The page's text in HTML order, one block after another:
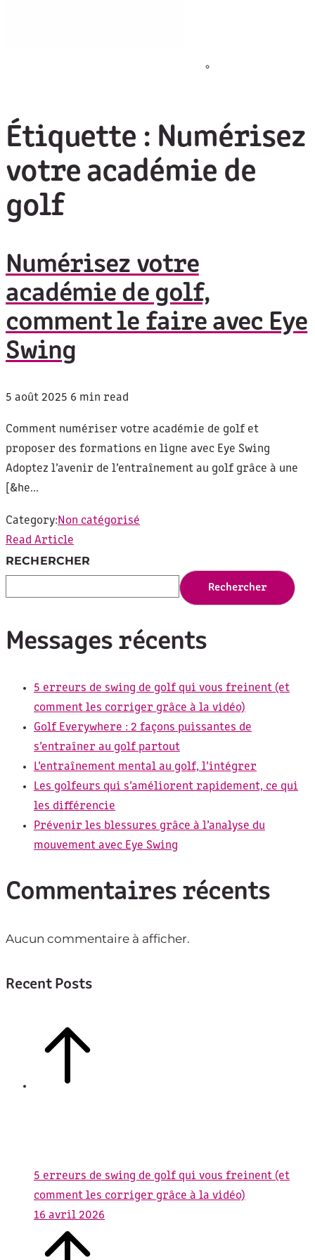
Étiquette : Numérisez
votre académie de
golf
Numérisez votre
académie de golf,
comment le faire avec Eye
Swing
5 août 2025 6 min read
Comment numériser votre académie de golf et
proposer des formations en ligne avec Eye Swing
Adoptez l’avenir de l’entraînement au golf grâce à une
[&he...
Category:Non catégorisé
Read Article
RECHERCHER
Rechercher
Messages récents
5 erreurs de swing de golf qui vous freinent (et
comment les corriger grâce à la vidéo)
Golf Everywhere : 2 façons puissantes de
s’entraîner au golf partout
L’entraînement mental au golf, l’intégrer
Les golfeurs qui s’améliorent rapidement, ce qui
les différencie
Prévenir les blessures grâce à l’analyse du
mouvement avec Eye Swing
Commentaires récents
Aucun commentaire à afficher.
Recent Posts
5 erreurs de swing de golf qui vous freinent (et
comment les corriger grâce à la vidéo)
16 avril 2026